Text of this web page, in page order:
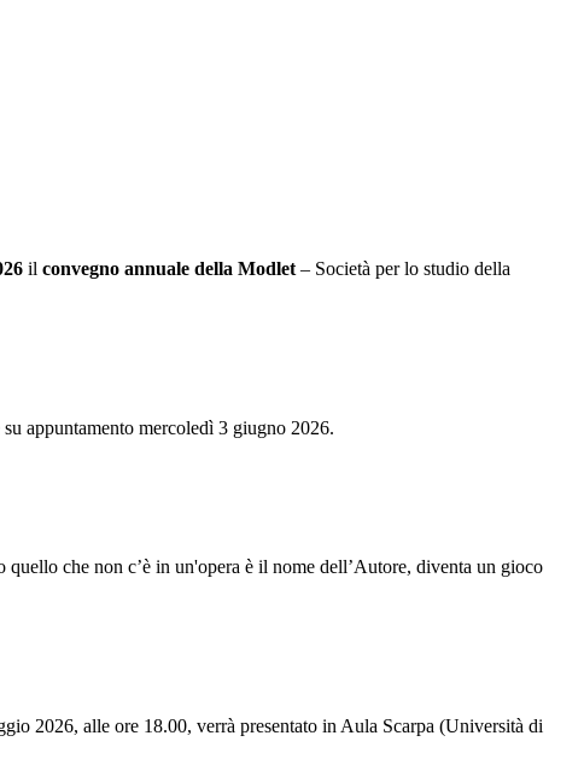
il convegno annuale della Modlet – Società per lo studio della
appuntamento mercoledì 3 giugno 2026.
quello che non c’è in un'opera è il nome dell’Autore, diventa un gioco
2026, alle ore 18.00, verrà presentato in Aula Scarpa (Università di